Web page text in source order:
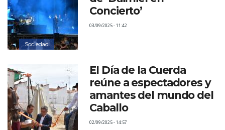
Sociedad
Concierto’
03/09/2025 - 11:42
El Día de la Cuerda
reúne a espectadores y
amantes del mundo del
Caballo
02/09/2025 - 14:57